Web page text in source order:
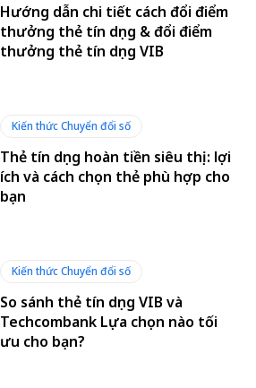
Hướng dẫn chi tiết cách đổi điểm
thưởng thẻ tín dụng & đổi điểm
thưởng thẻ tín dụng VIB
Kiến thức Chuyển đổi số
Thẻ tín dụng hoàn tiền siêu thị: lợi
ích và cách chọn thẻ phù hợp cho
bạn
Kiến thức Chuyển đổi số
So sánh thẻ tín dụng VIB và
Techcombank Lựa chọn nào tối
ưu cho bạn?